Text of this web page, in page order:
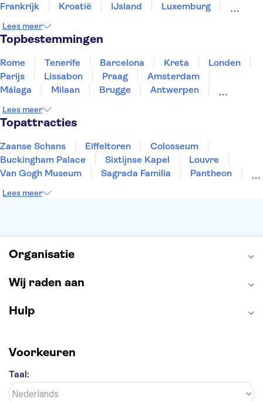
Frankrijk
Kroatië IJsland
Luxemburg
Slovenië
Thailand
Lees meer
Topbestemmingen
Rome Tenerife Barcelona Kreta
Londen
Parijs
Lissabon Praag
Amsterdam
Málaga
Milaan Brugge
Antwerpen
Eindhoven
Lees meer
Topattracties
Zaanse Schans Eiffeltoren
Colosseum
Buckingham Palace
Sixtijnse Kapel
Louvre
Van Gogh Museum
Sagrada Familia
Pantheon
Keukenhof
Lees meer
Organisatie
Wij raden aan
Hulp
Voorkeuren
Taal: